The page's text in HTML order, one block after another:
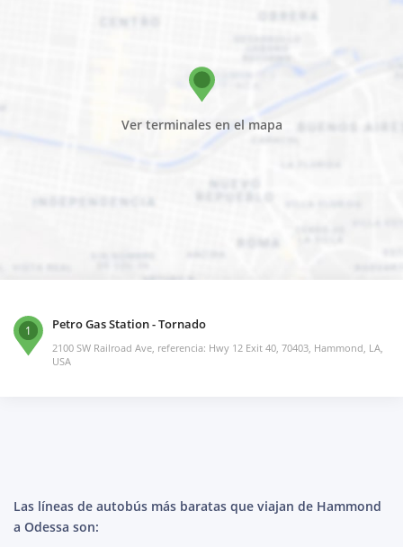
Ver terminales en el mapa
1 Petro Gas Station - Tornado
2100 SW Railroad Ave, referencia: Hwy 12 Exit 40, 70403, Hammond, LA,
USA
Las líneas de autobús más baratas que viajan de Hammond
a Odessa son: